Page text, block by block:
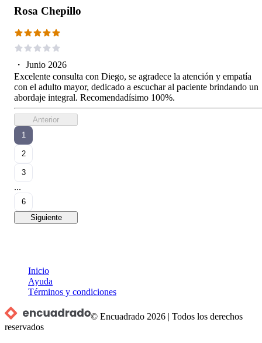
Rosa Chepillo
・ Junio 2026
Excelente consulta con Diego, se agradece la atención y empatía
con el adulto mayor, dedicado a escuchar al paciente brindando un
abordaje integral. Recomendadísimo 100%.
Anterior
1
2
3
...
6
Siguiente
Inicio
Ayuda
Términos y condiciones
© Encuadrado 2026 |Todos los derechos
reservados